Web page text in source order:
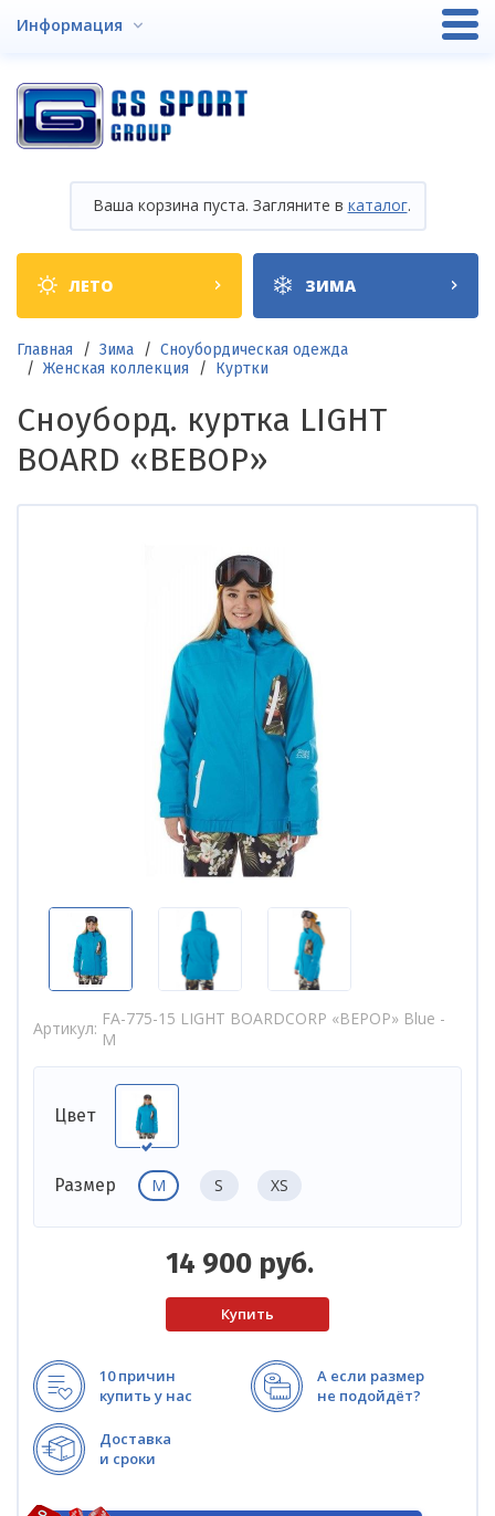
Информация
Ваша корзина пуста. Загляните в каталог.
Shop
categories
ЛЕТО ЗИМА
Строка
навигации
Главная Зима
Сноубордическая одежда
Женская коллекция
Куртки
Сноуборд. куртка LIGHT
BOARD «BEBOP»
Артикул FA-775-15 LIGHT BOARDCORP «BEPOP» Blue -
M
Цвет
Размер M S XS
14 900 руб.
10 причин
купить у нас
А если размер
не подойдёт?
Доставка
и сроки